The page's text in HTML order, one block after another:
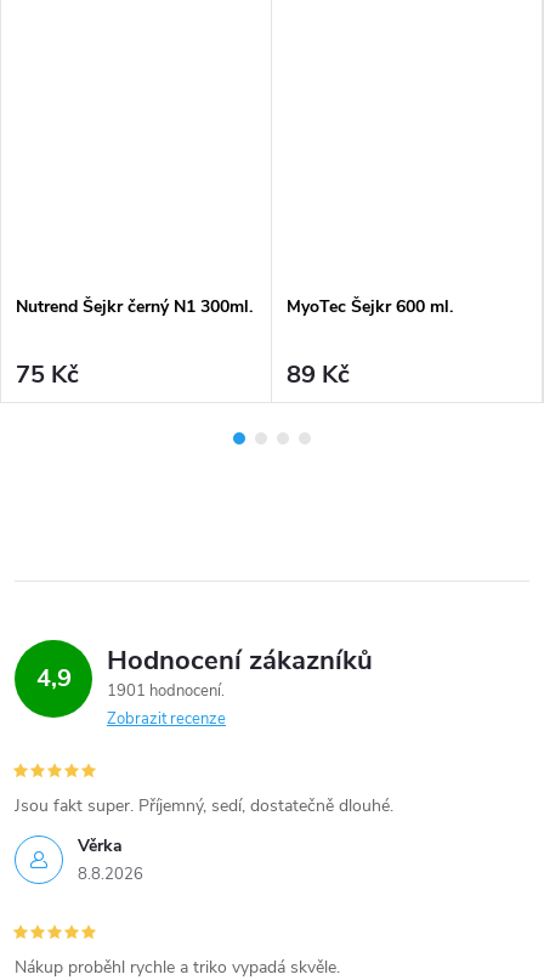
Nutrend Šejkr černý N1 300ml.
75 Kč
MyoTec Šejkr 600 ml.
89 Kč
4,9 Hodnocení zákazníků
1901 hodnocení
Zobrazit recenze
Věrka
8.8.2026
Jsou fakt super. Příjemný, sedí, dostatečně dlouhé.
Nákup proběhl rychle a triko vypadá skvěle.